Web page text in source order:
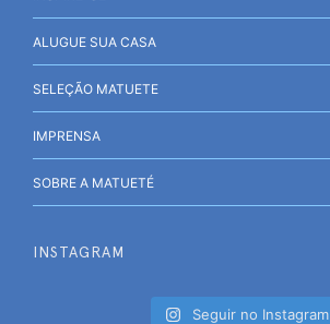
ALUGUE SUA CASA
SELEÇÃO MATUETE
IMPRENSA
SOBRE A MATUETÉ
INSTAGRAM
Seguir no Instagram